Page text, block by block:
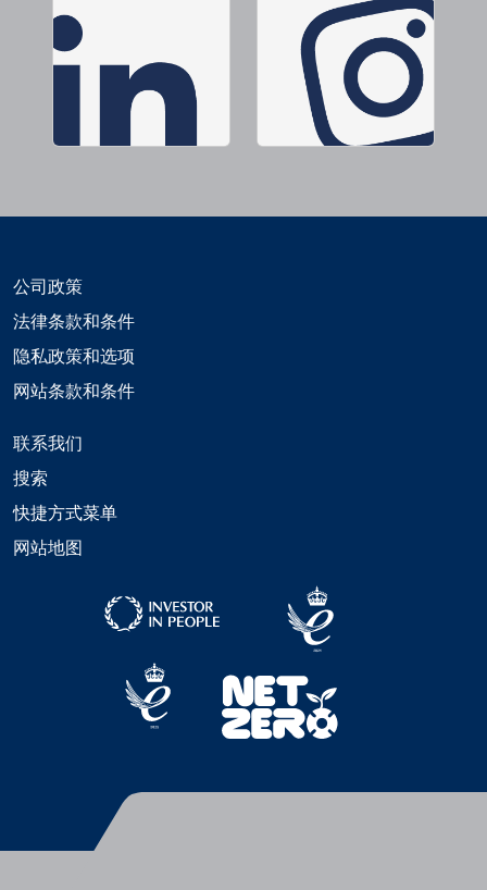
公司政策
法律条款和条件
隐私政策和选项
网站条款和条件
联系我们
搜索
快捷方式菜单
网站地图